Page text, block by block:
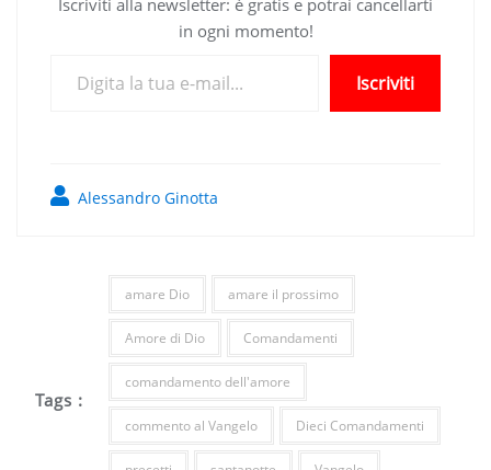
in ogni momento!
Iscriviti
Alessandro Ginotta
Tags :
amare Dio amare il prossimo
Amore di Dio Comandamenti
comandamento dell'amore
commento al Vangelo Dieci Comandamenti